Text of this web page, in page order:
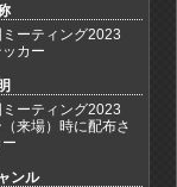
ーティング2023
カー
ーティング2023
来場）時に配布さ
ンル